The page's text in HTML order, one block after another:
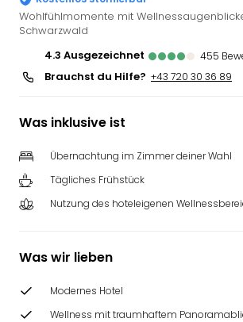
Wohlfühlmomente mit
Schwarzwald
4.3
ausgezeichnet 455
Brauchst du Hilfe? +43 720 30 36 89
Was inklusive ist
Übernachtung im Zimmer deiner Wahl
Tägliches Frühstück
Nutzung des hoteleigenen
Was wir lieben
Modernes Hotel
Wellness mit traumhaftem